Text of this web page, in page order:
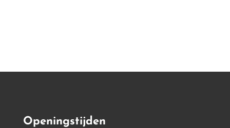
Openingstijden